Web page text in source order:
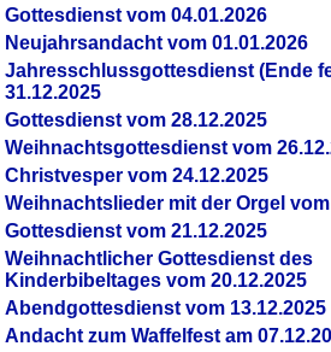
Gottesdienst vom 04.01.2026
Neujahrsandacht vom 01.01.2026
Jahresschlussgottesdienst (Ende
31.12.2025
Gottesdienst vom 28.12.2025
Weihnachtsgottesdienst vom
Christvesper vom 24.12.2025
Weihnachtslieder mit der Orgel vom
Gottesdienst vom 21.12.2025
Weihnachtlicher Gottesdienst des
Kinderbibeltages vom 20.12.2025
Abendgottesdienst vom 13.12.2025
Andacht zum Waffelfest am